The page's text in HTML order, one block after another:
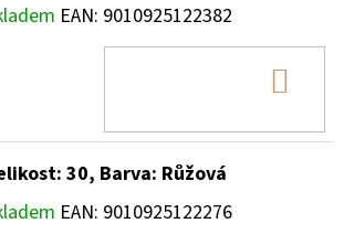
EAN: 9010925122382
30, Barva: Růžová
EAN: 9010925122276